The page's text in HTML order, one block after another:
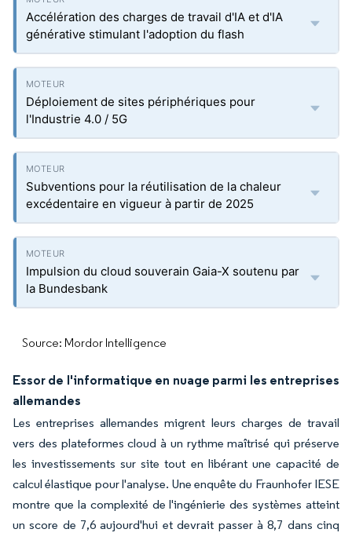
Accélération des charges de travail d'IA et d'IA
générative stimulant l'adoption du flash
Déploiement de sites périphériques pour
l'Industrie 4.0 / 5G
Subventions pour la réutilisation de la chaleur
excédentaire en vigueur à partir de 2025
Impulsion du cloud souverain Gaia-X soutenu par
la Bundesbank
Source: Mordor Intelligence
Essor de l'informatique en nuage parmi les entreprises
allemandes
Les entreprises allemandes migrent leurs charges de travail
vers des plateformes cloud à un rythme maîtrisé qui préserve
les investissements sur site tout en libérant une capacité de
calcul élastique pour l'analyse. Une enquête du Fraunhofer IESE
montre que la complexité de l'ingénierie des systèmes atteint
un score de 7,6 aujourd'hui et devrait passer à 8,7 dans cinq